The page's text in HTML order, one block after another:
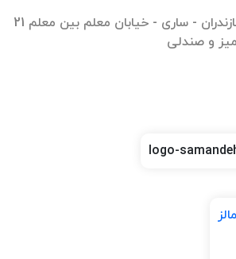
آدرس فروشگاه ما: مازندران - ساری - خیابان معلم بین معلم 21